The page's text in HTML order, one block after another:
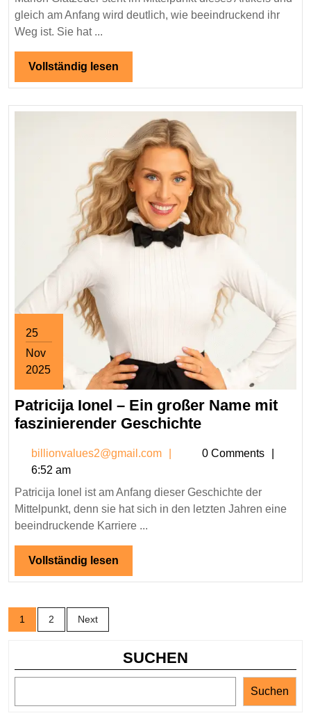
Persönlichkeit
mit
inspirierendem
Lebensweg
gleich am Anfang wird deutlich, wie beeindruckend ihr
Weg ist. Sie hat ...
Vollständig lesen
lesen
25
Nov
2025
November
25,
2025
Patricija Ionel – Ein großer Name mit
faszinierender GeschichtePatricija
–
großer
Name
billionvalues2@gmail.com
0 Comments
6:52 am
Patricija Ionel ist am Anfang dieser Geschichte der
Mittelpunkt, denn sie hat sich in den letzten Jahren eine
beeindruckende Karriere ...
Vollständig lesen
lesen
Posts
pagination
1 2 Next
SUCHEN
Suchen